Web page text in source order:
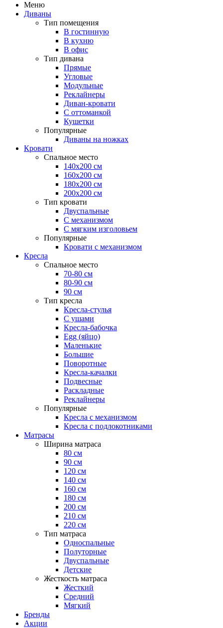
Меню
Диваны
Тип помещения
В гостинную
В кухню
В офис
Тип дивана
Прямые
Угловые
Модульные
Реклайнеры
Диван-кровати
С оттоманкой
Кушетки
Популярные
Диваны на ножках
Кровати
Спальное место
140х200 см
160х200 см
180х200 см
200х200 см
Тип кровати
Двуспальные
С механизмом
С мягким изголовьем
Популярные
Кровати с механизмом
Кресла
Спальное место
70-80 см
80-90 см
90 см
Тип кресла
Кресла-стулья
С ушами
Кресла-бабочка
Egg (яйцо)
Маленькие
Большие
Поворотные
Кресла-качалки
Подвесные
Раскладные
Реклайнеры
Популярные
Кресла с механизмом
Кресла с подлокотниками
Матрасы
Ширина матраса
80 см
90 см
120 см
140 см
160 см
180 см
200 см
210 см
220 см
Тип матраса
Односпальные
Полуторные
Двуспальные
Детские
Жесткость матраса
Жесткий
Средний
Мягкий
Бренды
Акции